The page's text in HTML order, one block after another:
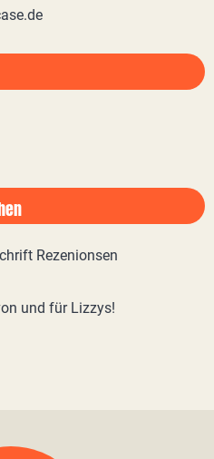
und für Lizzys!